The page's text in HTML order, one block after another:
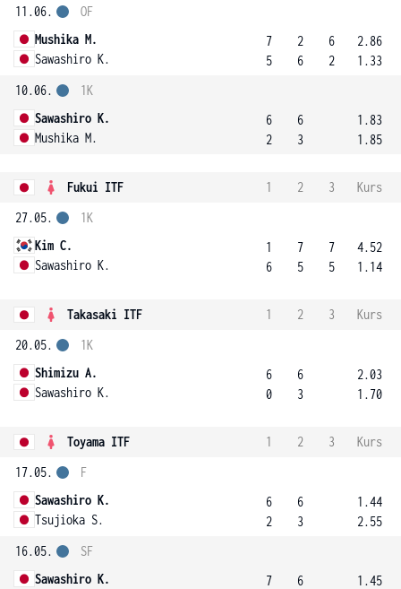
11.06.
Mushika M.
Sawashiro K.
OF
7
5
2
6
6
2
2.86
1.33
10.06.
Sawashiro K.
Mushika M.
1K
6
2
6
3
1.83
1.85
Fukui ITF 1 2 3
Kurs
27.05.
Kim C.
Sawashiro K.
1K
1
6
7
5
7
5
4.52
1.14
Takasaki ITF 1 2 3
Kurs
20.05.
Shimizu A.
Sawashiro K.
1K
6
0
6
3
2.03
1.70
Toyama ITF 1 2 3
Kurs
17.05.
Sawashiro K.
Tsujioka S.
F
6
2
6
3
1.44
2.55
16.05.
Sawashiro K.
SF
7
6
1.45